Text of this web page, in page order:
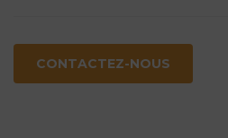
CONTACTEZ-NOUS